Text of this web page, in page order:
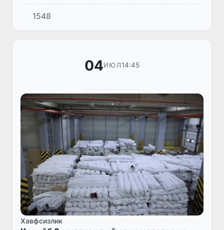
қўйиш мақсадида Сурхондарё вилояти
божхона бошқармаси ва ДХХ Сурхондарё
вилояти бўйича бошқармаси ходимлари
1548
04ИЮЛ14:45
Хавфсизлик